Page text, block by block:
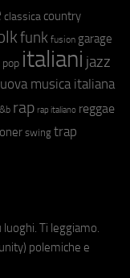
classica country
funk fusion garage
pop italiani jazz
musica italiana
rap rap italiano reggae
swing trap
Ti leggiamo.
polemiche e